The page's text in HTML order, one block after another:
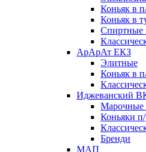
Коньяк в
Коньяк в
Спиртные
АрАрАт ЕКЗ
Элитные
Коньяк в
Иджеванский
Марочные
Коньяки
Бренди
МАП